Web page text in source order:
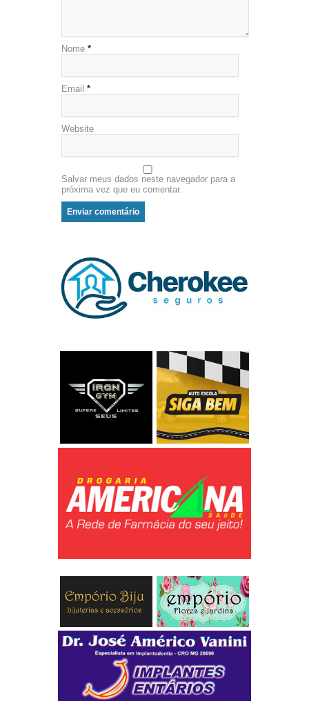
Nome *
Email *
Website
Salvar meus dados neste navegador para a
próxima vez que eu comentar.